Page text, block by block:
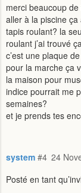
merci beaucoup
aller à la piscine ça
tapis roulant? la
roulant j’ai trouvé
c’est une plaque
pour la marche ça
la maison pour
indice pourrait me
semaines?
et je prends tes
system 24
#4
Posté en tant